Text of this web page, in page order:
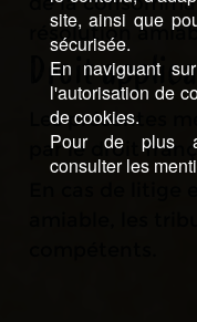
résolution
Droit
Les présentes
par le droit
site, ainsi que
sécurisée.
En naviguant
l'autorisation de
de cookies.
Pour de plus
consulter les